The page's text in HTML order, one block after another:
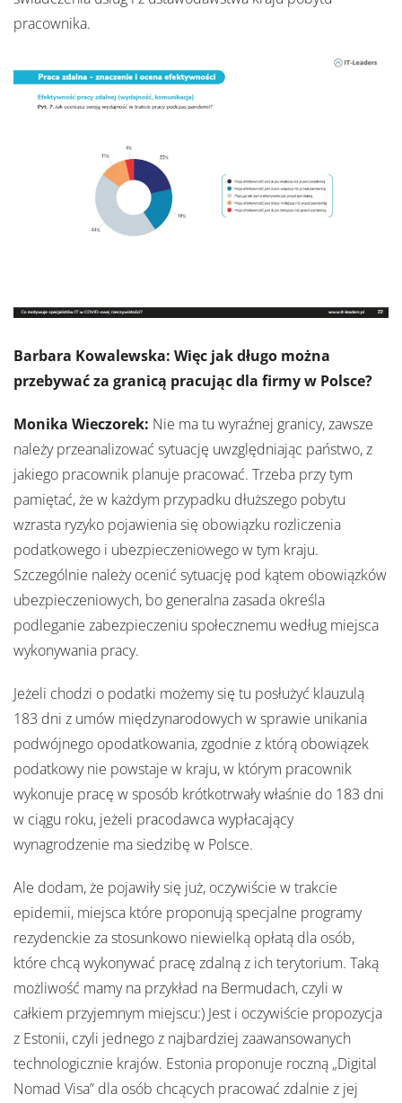
pracownika.
Barbara Kowalewska: Więc jak długo można
przebywać za granicą pracując dla firmy w Polsce?
Monika Wieczorek: Nie ma tu wyraźnej granicy, zawsze
należy przeanalizować sytuację uwzględniając państwo, z
jakiego pracownik planuje pracować. Trzeba przy tym
pamiętać, że w każdym przypadku dłuższego pobytu
wzrasta ryzyko pojawienia się obowiązku rozliczenia
podatkowego i ubezpieczeniowego w tym kraju.
Szczególnie należy ocenić sytuację pod kątem obowiązków
ubezpieczeniowych, bo generalna zasada określa
podleganie zabezpieczeniu społecznemu według miejsca
wykonywania pracy.
Jeżeli chodzi o podatki możemy się tu posłużyć klauzulą
183 dni z umów międzynarodowych w sprawie unikania
podwójnego opodatkowania, zgodnie z którą obowiązek
podatkowy nie powstaje w kraju, w którym pracownik
wykonuje pracę w sposób krótkotrwały właśnie do 183 dni
w ciągu roku, jeżeli pracodawca wypłacający
wynagrodzenie ma siedzibę w Polsce.
Ale dodam, że pojawiły się już, oczywiście w trakcie
epidemii, miejsca które proponują specjalne programy
rezydenckie za stosunkowo niewielką opłatą dla osób,
które chcą wykonywać pracę zdalną z ich terytorium. Taką
możliwość mamy na przykład na Bermudach, czyli w
całkiem przyjemnym miejscu:) Jest i oczywiście propozycja
z Estonii, czyli jednego z najbardziej zaawansowanych
technologicznie krajów. Estonia proponuje roczną „Digital
Nomad Visa” dla osób chcących pracować zdalnie z jej